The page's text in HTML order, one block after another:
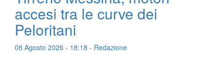
accesi tra le curve dei
Peloritani
08 Agosto 2026 - 18:18 - Redazione